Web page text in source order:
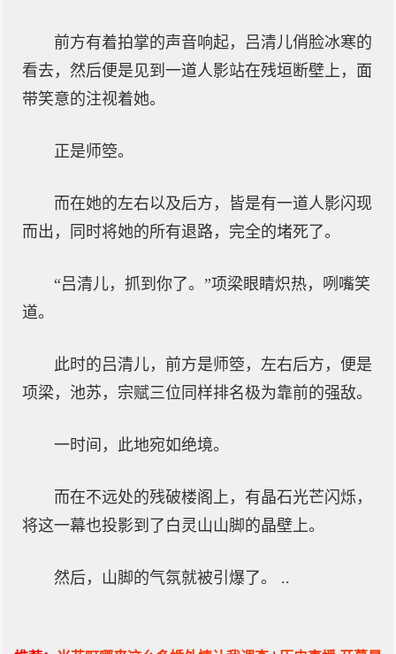
前方有着拍掌的声音响起，吕清儿俏脸冰寒的
看去，然后便是见到一道人影站在残垣断壁上，面
带笑意的注视着她。
正是师箜。
而在她的左右以及后方，皆是有一道人影闪现
而出，同时将她的所有退路，完全的堵死了。
“吕清儿，抓到你了。”项梁眼睛炽热，咧嘴笑
道。
此时的吕清儿，前方是师箜，左右后方，便是
项梁，池苏，宗赋三位同样排名极为靠前的强敌。
一时间，此地宛如绝境。
而在不远处的残破楼阁上，有晶石光芒闪烁，
将这一幕也投影到了白灵山山脚的晶壁上。
然后，山脚的气氛就被引爆了。 ..